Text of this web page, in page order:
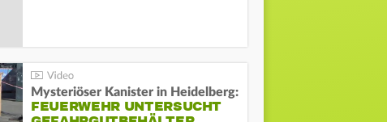
Mysteriöser Kanister in Heidelberg:
FEUERWEHR UNTERSUCHT